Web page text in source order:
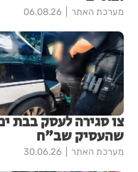
מערכת האתר 06.08.26
צו סגירה לעסק בבת
שהעסיק שב"ח
מערכת האתר 30.06.26